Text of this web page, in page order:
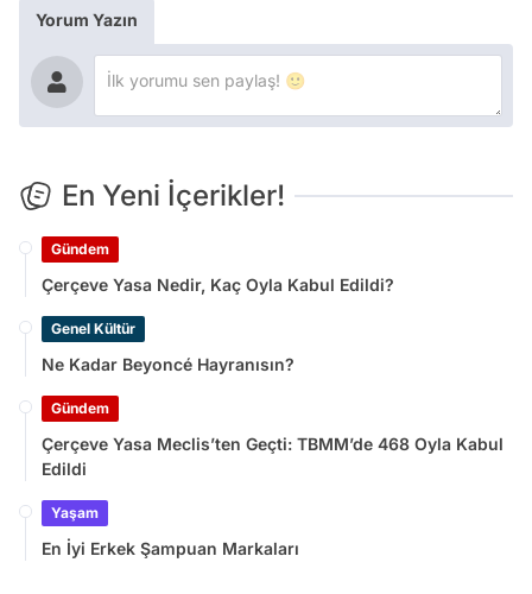
Yorum Yazın
En Yeni İçerikler!
Gündem
Çerçeve Yasa Nedir, Kaç Oyla Kabul Edildi?
Genel Kültür
Ne Kadar Beyoncé Hayranısın?
Gündem
Çerçeve Yasa Meclis’ten Geçti: TBMM’de 468 Oyla Kabul
Edildi
Yaşam
En İyi Erkek Şampuan Markaları